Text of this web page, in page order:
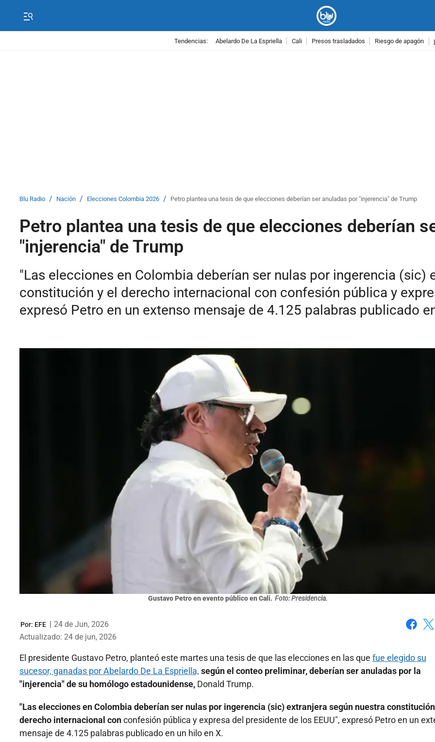
Tendencias: Abelardo De La Espriella Cali Presos trasladados Riesgo de apagón
Blu Radio / Nación / Elecciones Colombia 2026 / Petro plantea una tesis de que elecciones deberían ser anuladas por "injerencia" de Trump
Petro plantea una tesis de que elecciones deberían
"injerencia" de Trump
"Las elecciones en Colombia deberían ser nulas por ingerencia (sic)
constitución y el derecho internacional con confesión pública y
expresó Petro en un extenso mensaje de 4.125 palabras publicado
Gustavo Petro en evento público en Cali. Foto: Presidencia.
Por: EFE | 24 de Jun, 2026
Actualizado: 24 de jun, 2026
El presidente Gustavo Petro, planteó este martes una tesis de que las elecciones en las que fue elegido su
sucesor, ganadas por Abelardo De La Espriella, según el conteo preliminar, deberían ser anuladas por la
"injerencia" de su homólogo estadounidense, Donald Trump.
"Las elecciones en Colombia deberían ser nulas por ingerencia (sic) extranjera según nuestra
derecho internacional conconfesión pública y expresa del presidente de los EEUU", expresó Petro en un
mensaje de 4.125 palabras publicado en un hilo en X.